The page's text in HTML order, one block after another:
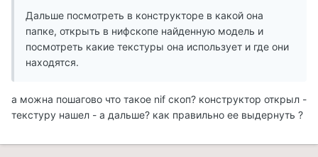
Дальше посмотреть в конструкторе в какой она
папке, открыть в нифскопе найденную модель и
посмотреть какие текстуры она использует и где они
находятся.
а можна пошагово что такое nif скоп? конструктор открыл -
текстуру нашел - а дальше? как правильно ее выдернуть ?